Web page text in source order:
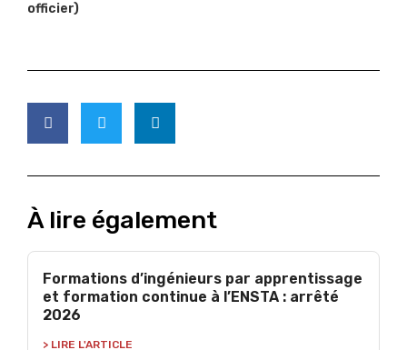
officier)
À lire également
Formations d’ingénieurs par apprentissage
et formation continue à l’ENSTA : arrêté
2026
> LIRE L'ARTICLE